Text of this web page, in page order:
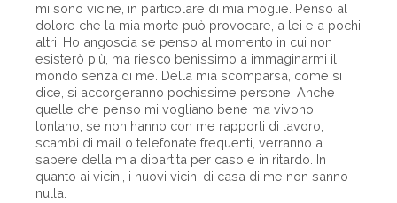
mi sono vicine, in particolare di mia moglie. Penso al
dolore che la mia morte può provocare, a lei e a pochi
altri. Ho angoscia se penso al momento in cui non
esisterò più, ma riesco benissimo a immaginarmi il
mondo senza di me. Della mia scomparsa, come si
dice, si accorgeranno pochissime persone. Anche
quelle che penso mi vogliano bene ma vivono
lontano, se non hanno con me rapporti di lavoro,
scambi di mail o telefonate frequenti, verranno a
sapere della mia dipartita per caso e in ritardo. In
quanto ai vicini, i nuovi vicini di casa di me non sanno
nulla.